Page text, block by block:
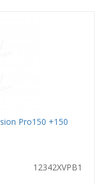
Pro150 +150
12342XVPB1